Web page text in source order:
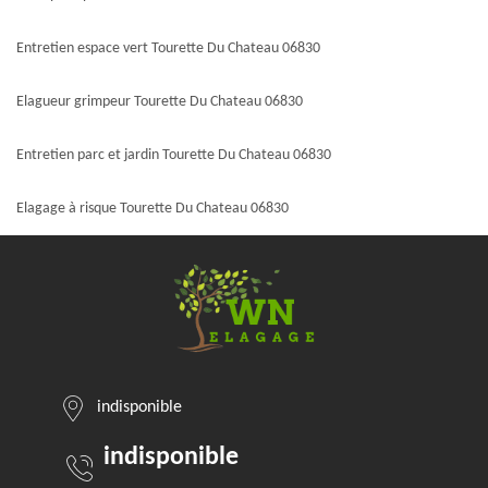
Entretien espace vert Tourette Du Chateau 06830
Elagueur grimpeur Tourette Du Chateau 06830
Entretien parc et jardin Tourette Du Chateau 06830
Elagage à risque Tourette Du Chateau 06830
indisponible
indisponible